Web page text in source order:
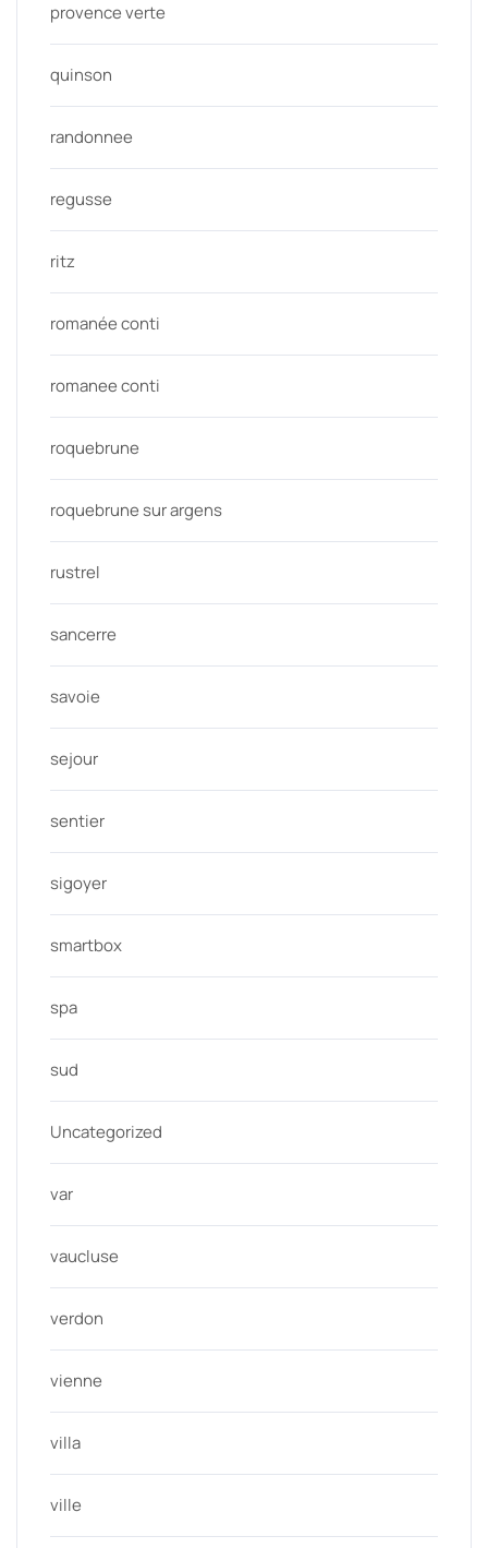
provence verte
quinson
randonnee
regusse
ritz
romanée conti
romanee conti
roquebrune
roquebrune sur argens
rustrel
sancerre
savoie
sejour
sentier
sigoyer
smartbox
spa
sud
Uncategorized
var
vaucluse
verdon
vienne
villa
ville